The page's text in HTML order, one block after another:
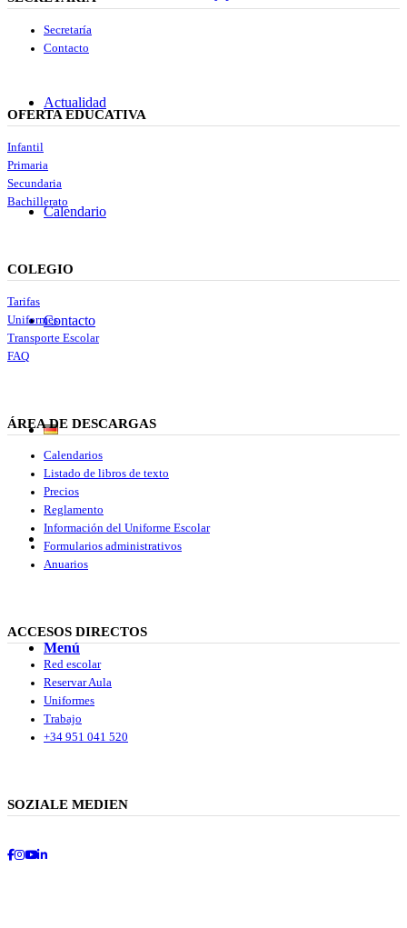
Actualidad
Calendario
Contacto
Buscar
MenúMenú
Secretaría
Contacto
OFERTA EDUCATIVA
Infantil
Primaria
Secundaria
Bachillerato
COLEGIO
Tarifas
Uniformes
Transporte Escolar
FAQ
ÁREA DE DESCARGAS
Calendarios
Listado de libros de texto
Precios
Reglamento
Información del Uniforme Escolar
Formularios administrativos
Anuarios
ACCESOS DIRECTOS
Red escolar
Reservar Aula
Uniformes
Trabajo
+34 951 041 520
SOZIALE MEDIEN